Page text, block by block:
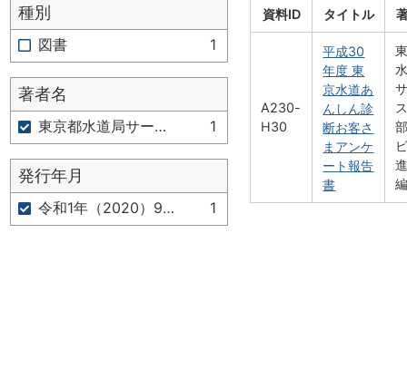
種別
図書 1
著者名
東京都水道局サービス推進部サービス推進課 編 1
発行年月
令和1年（2020）9月 1
資料ID タイトル
A230-
H30
平成30
年度 東
京水道あ
んしん診
断お客さ
まアンケ
ート報告
書